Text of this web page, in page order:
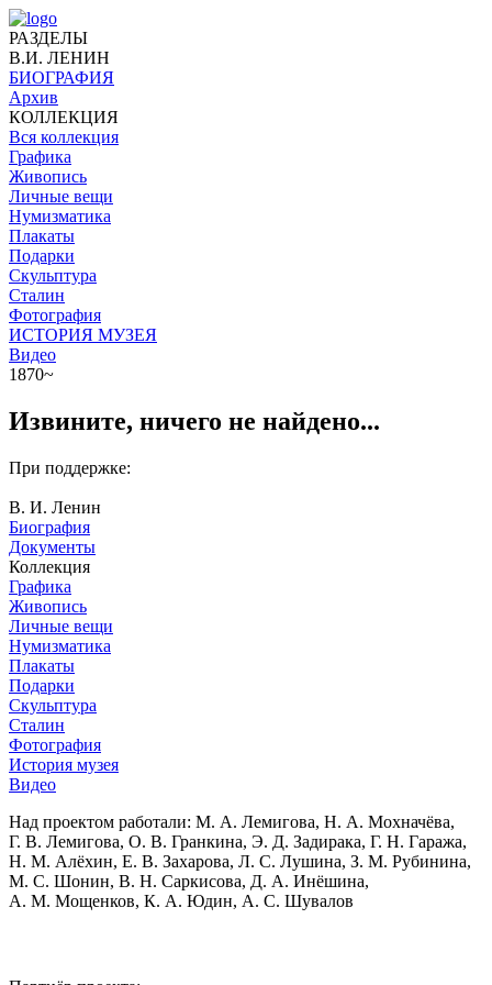
РАЗДЕЛЫ
В.И. ЛЕНИН
БИОГРАФИЯ
Архив
КОЛЛЕКЦИЯ
Вся коллекция
Графика
Живопись
Личные вещи
Нумизматика
Плакаты
Подарки
Скульптура
Сталин
Фотография
ИСТОРИЯ МУЗЕЯ
Видео
1870~
Извините, ничего не найдено...
При поддержке:
В. И. Ленин
Биография
Документы
Коллекция
Графика
Живопись
Личные вещи
Нумизматика
Плакаты
Подарки
Скульптура
Сталин
Фотография
История музея
Видео
Над проектом работали: М. А. Лемигова, Н. А. Мохначёва,
Г. В. Лемигова, О. В. Гранкина, Э. Д. Задирака, Г. Н. Гаража,
Н. М. Алёхин, Е. В. Захарова, Л. С. Лушина, З. М. Рубинина,
М. С. Шонин, В. Н. Саркисова, Д. А. Инёшина,
А. М. Мощенков, К. А. Юдин, А. С. Шувалов